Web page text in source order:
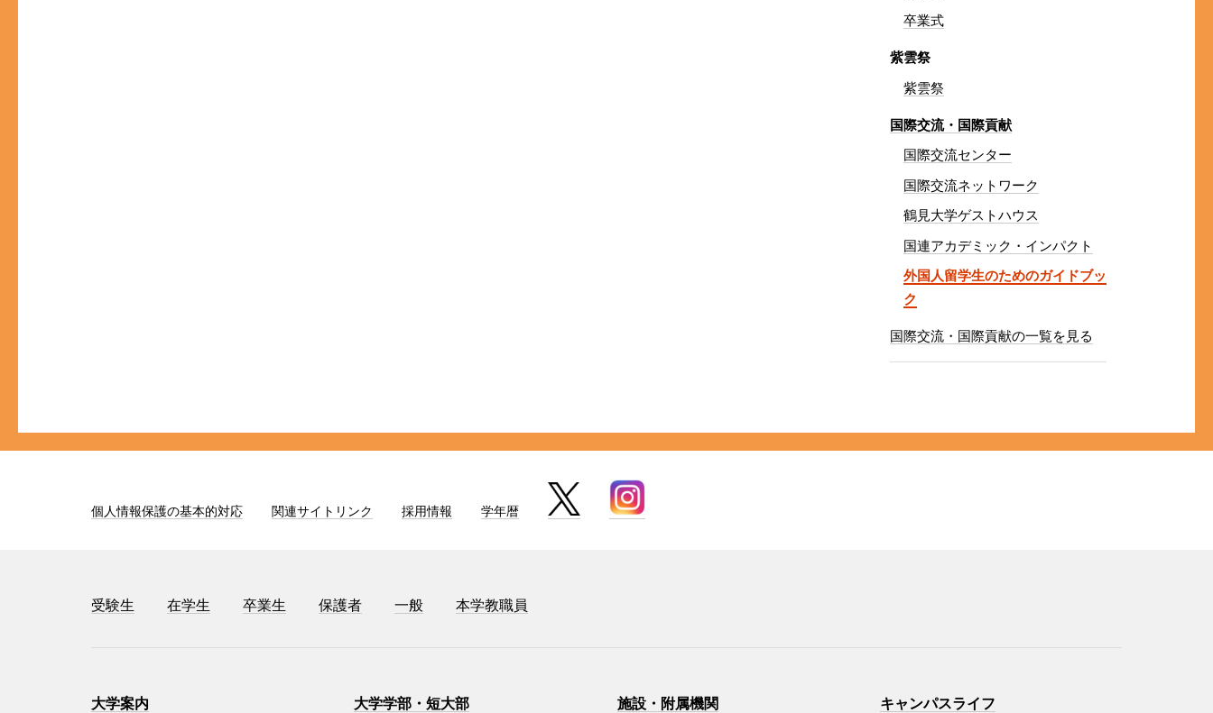
卒業式
紫雲祭
紫雲祭
国際交流・国際貢献
国際交流センター
国際交流ネットワーク
鶴見大学ゲストハウス
国連アカデミック・インパクト
外国人留学生のためのガイドブッ
ク
国際交流・国際貢献の一覧を見る
個人情報保護の基本的対応 関連サイトリンク 採用情報 学年暦
受験生 在学生 卒業生 保護者 一般 本学教職員
大学案内 大学学部・短大部 施設・附属機関 キャンパスライフ